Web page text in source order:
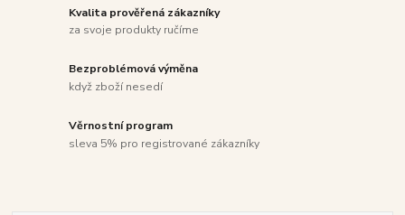
Kvalita prověřená zákazníky
za svoje produkty ručíme
Bezproblémová výměna
když zboží nesedí
Věrnostní program
sleva 5% pro registrované zákazníky